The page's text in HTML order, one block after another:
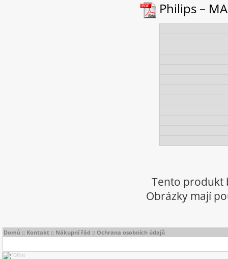
Philips –
Tento produkt
Obrázky mají
Domů :: Kontakt :: Nákupní řád :: Ochrana osobních údajů